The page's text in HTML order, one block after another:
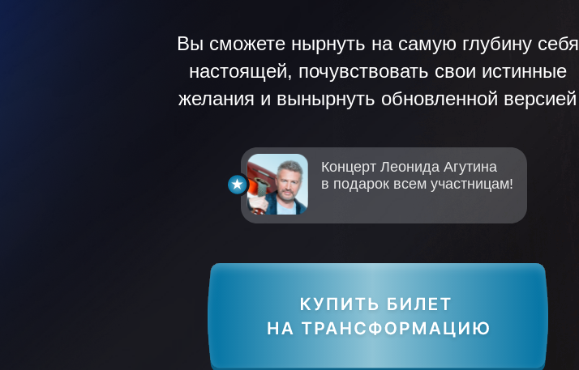
Концерт Леонида Агутина
в подарок всем участницам!
Вы сможете нырнуть на самую глубину себя
настоящей, почувствовать свои истинные
желания и вынырнуть обновленной версией